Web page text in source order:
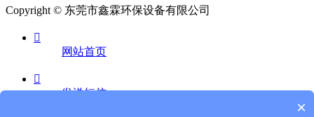
Copyright © 东莞市鑫霖环保设备有限公司

网站首页

发送短信
×